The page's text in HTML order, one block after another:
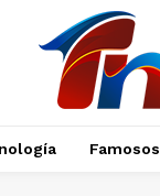
Famosos